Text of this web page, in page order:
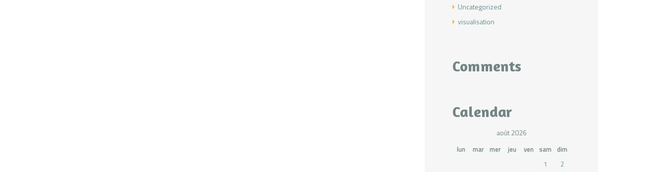
Uncategorized
visualisation
Comments
Calendar
août 2026
lun mar mer jeu ven sam dim
1
2